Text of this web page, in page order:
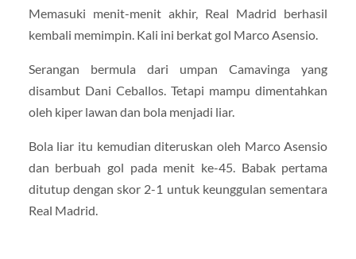
Memasuki menit-menit akhir, Real Madrid berhasil
kembali memimpin. Kali ini berkat gol Marco Asensio.
Serangan bermula dari umpan Camavinga yang
disambut Dani Ceballos. Tetapi mampu dimentahkan
oleh kiper lawan dan bola menjadi liar.
Bola liar itu kemudian diteruskan oleh Marco Asensio
dan berbuah gol pada menit ke-45. Babak pertama
ditutup dengan skor 2-1 untuk keunggulan sementara
Real Madrid.